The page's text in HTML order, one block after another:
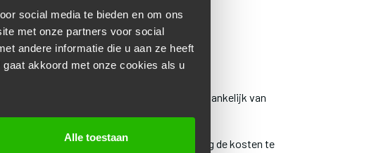
social media te bieden en om ons
met onze partners voor social
andere informatie die u aan ze heeft
akkoord met onze cookies als u
Alle toestaan
KUN JE
doorgaans tussen de €100 en €200, afhankelijk van
onze online offerte tool om eenvoudig de kosten te